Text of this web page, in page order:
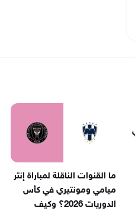
ما القنوات الناقلة لمباراة إنتر
ميامي ومونتيري في كأس
الدوريات 2026؟ وكيف